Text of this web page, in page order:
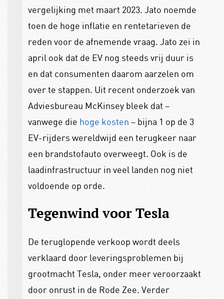
vergelijking met maart 2023. Jato noemde
toen de hoge inflatie en rentetarieven de
reden voor de afnemende vraag. Jato zei in
april ook dat de EV nog steeds vrij duur is
en dat consumenten daarom aarzelen om
over te stappen. Uit recent onderzoek van
Adviesbureau McKinsey bleek dat –
vanwege die hoge kosten – bijna 1 op de 3
EV-rijders wereldwijd een terugkeer naar
een brandstofauto overweegt. Ook is de
laadinfrastructuur in veel landen nog niet
voldoende op orde.
Tegenwind voor Tesla
De teruglopende verkoop wordt deels
verklaard door leveringsproblemen bij
grootmacht Tesla, onder meer veroorzaakt
door onrust in de Rode Zee. Verder